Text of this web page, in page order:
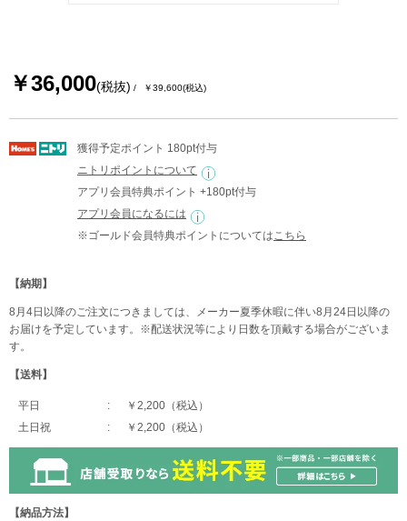
￥36,000(税抜) ￥39,600(税込)
獲得予定ポイント 180pt付与
ニトリポイントについて
アプリ会員特典ポイント +180pt付与
アプリ会員になるには
※ゴールド会員特典ポイントについては こちら
【納期】
8月4日以降のご注文につきましては、メーカー夏季休暇に伴い8月24日以降の
お届けを予定しています。※配送状況等により日数を頂戴する場合がございま
す。
【送料】
平日
￥2,200（税込）
土日祝
￥2,200（税込）
【納品方法】